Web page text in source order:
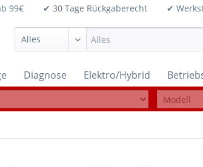
99€ ✔ 30 Tage Rückgaberecht ✔
Diagnose Elektro/Hybrid